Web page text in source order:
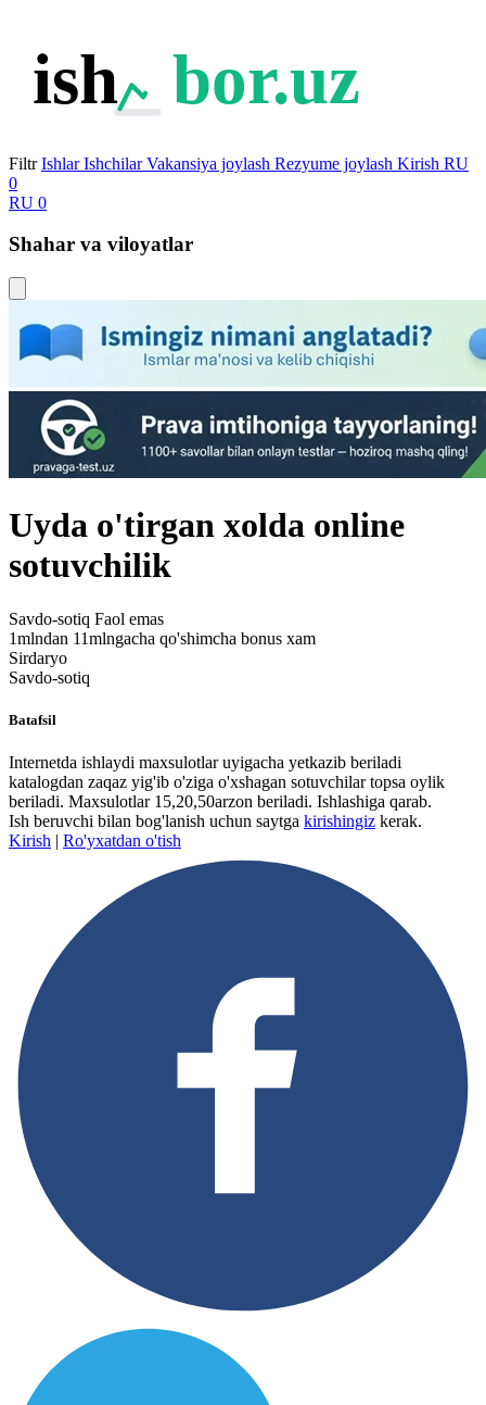
ish bor.uz
Filtr Ishlar Ishchilar Vakansiya joylash Rezyume joylash Kirish RU
0
RU 0
Shahar va viloyatlar
Uyda o'tirgan xolda online
sotuvchilik
Savdo-sotiq Faol emas
1mlndan 11mlngacha qo'shimcha bonus xam
Sirdaryo
Savdo-sotiq
Batafsil
Internetda ishlaydi maxsulotlar uyigacha yetkazib beriladi
katalogdan zaqaz yig'ib o'ziga o'xshagan sotuvchilar topsa oylik
beriladi. Maxsulotlar 15,20,50arzon beriladi. Ishlashiga qarab.
Ish beruvchi bilan bog'lanish uchun saytga kirishingiz kerak.
Kirish | Ro'yxatdan o'tish